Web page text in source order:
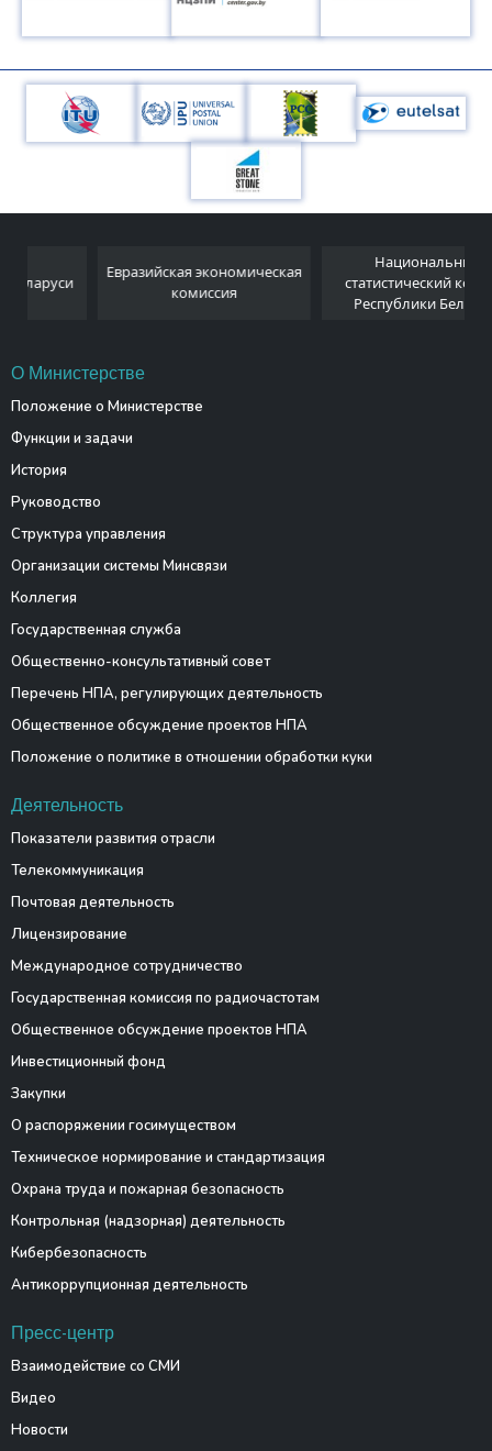
Евразийская экономическая
Национальный
статистический комитет
Республики Беларусь
О Министерстве
Положение о Министерстве
Функции и задачи
История
Руководство
Структура управления
Организации системы Минсвязи
Коллегия
Государственная служба
Общественно-консультативный совет
Перечень НПА, регулирующих деятельность
Общественное обсуждение проектов НПА
Положение о политике в отношении обработки куки
Деятельность
Показатели развития отрасли
Телекоммуникация
Почтовая деятельность
Лицензирование
Международное сотрудничество
Государственная комиссия по радиочастотам
Общественное обсуждение проектов НПА
Инвестиционный фонд
Закупки
О распоряжении госимуществом
Техническое нормирование и стандартизация
Охрана труда и пожарная безопасность
Контрольная (надзорная) деятельность
Кибербезопасность
Антикоррупционная деятельность
Пресс-центр
Взаимодействие со СМИ
Видео
Новости